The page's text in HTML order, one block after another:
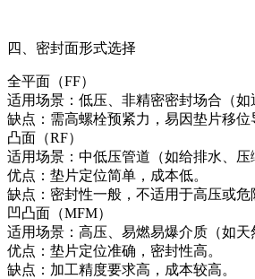
四、密封面形式选择
全平面（FF）
适用场景：低压、非精密密封场合（如
缺点：需高螺栓预紧力，易因垫片移位
凸面（RF）
适用场景：中低压管道（如给排水、压
优点：垫片定位简单，成本低。
缺点：密封性一般，不适用于高压或危
凹凸面（MFM）
适用场景：高压、易燃易爆介质（如天
优点：垫片定位准确，密封性高。
缺点：加工精度要求高，成本较高。